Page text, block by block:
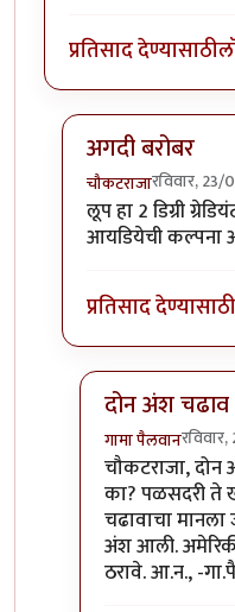
प्रतिसाद देण्यासाठी
अगदी बरोबर
चौकटराजारविवार,
In reply toविल्यम
लूप हा 2 डिग्री
आयडियेची कल्पना
प्रतिसाद देण्यासाठी
दोन अंश चढाव
गामा पैलवान
In reply to
चौकटराजा, दोन
का? पळसदरी ते
चढावाचा
अंश आली.
ठरावे. आ.न., -